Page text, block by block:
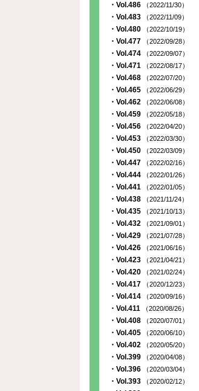
・Vol.486 （2022/11/30）
・Vol.483 （2022/11/09）
・Vol.480 （2022/10/19）
・Vol.477 （2022/09/28）
・Vol.474 （2022/09/07）
・Vol.471 （2022/08/17）
・Vol.468 （2022/07/20）
・Vol.465 （2022/06/29）
・Vol.462 （2022/06/08）
・Vol.459 （2022/05/18）
・Vol.456 （2022/04/20）
・Vol.453 （2022/03/30）
・Vol.450 （2022/03/09）
・Vol.447 （2022/02/16）
・Vol.444 （2022/01/26）
・Vol.441 （2022/01/05）
・Vol.438 （2021/11/24）
・Vol.435 （2021/10/13）
・Vol.432 （2021/09/01）
・Vol.429 （2021/07/28）
・Vol.426 （2021/06/16）
・Vol.423 （2021/04/21）
・Vol.420 （2021/02/24）
・Vol.417 （2020/12/23）
・Vol.414 （2020/09/16）
・Vol.411 （2020/08/26）
・Vol.408 （2020/07/01）
・Vol.405 （2020/06/10）
・Vol.402 （2020/05/20）
・Vol.399 （2020/04/08）
・Vol.396 （2020/03/04）
・Vol.393 （2020/02/12）